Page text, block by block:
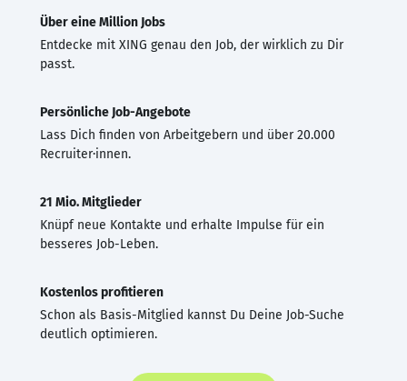
Über eine Million Jobs
Entdecke mit XING genau den Job, der wirklich zu Dir
passt.
Persönliche Job-Angebote
Lass Dich finden von Arbeitgebern und über 20.000
Recruiter·innen.
21 Mio. Mitglieder
Knüpf neue Kontakte und erhalte Impulse für ein
besseres Job-Leben.
Kostenlos profitieren
Schon als Basis-Mitglied kannst Du Deine Job-Suche
deutlich optimieren.